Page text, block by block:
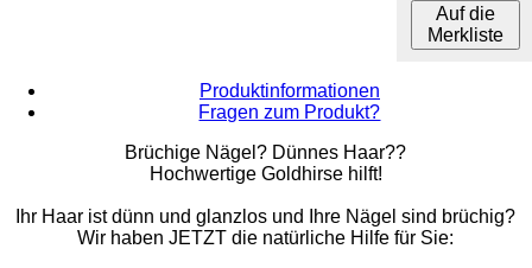
Auf die
Merkliste
Produktinformationen
Fragen zum Produkt?
Brüchige Nägel? Dünnes Haar??
Hochwertige Goldhirse hilft!
Ihr Haar ist dünn und glanzlos und Ihre Nägel sind brüchig?
Wir haben JETZT die natürliche Hilfe für Sie: